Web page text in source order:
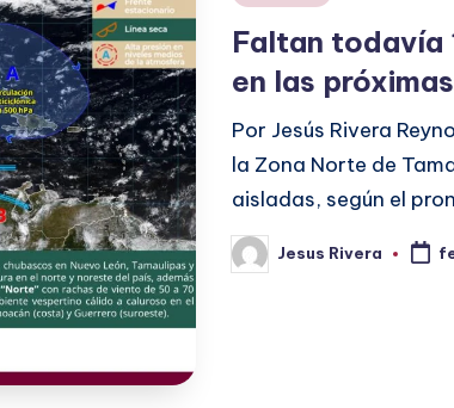
Faltan todavía
en las
Por Jesús Rivera
la Zona Norte de
aisladas, según el
Publicado
por
Jesus Rivera